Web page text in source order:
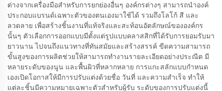
ต่างจากเครื่องมือสำหรับการยกย่องอื่นๆ องค์กรต่างๆ สามารถนำองค์
ประกอบแบรนด์เฉพาะตัวของตนเองมาใช้ได้ รวมถึงโลโก้ สี และ
ลวดลาย เพื่อสร้างชิ้นงานที่แท้จริงและสะท้อนอัตลักษณ์ขององค์กร
นั้นๆ ตัวเลือกการออกแบบมีตั้งแต่รูปแบบคลาสสิกที่ได้รับการยอมรับมา
ยาวนาน ไปจนถึงแนวทางที่ทันสมัยและสร้างสรรค์ ขีดความสามารถ
ขั้นสูงของการผลิตช่วยให้สามารถทำงานรายละเอียดอย่างประณีต มี
หลายระดับของนูน และพื้นผิวที่หลากหลาย การแกะสลักแบบกำหนด
เองเปิดโอกาสให้มีการปรับแต่งด้วยชื่อ วันที่ และความสำเร็จ ทำให้
แต่ละชิ้นมีความหมายเฉพาะตัวสำหรับผู้รับ ระดับของการปรับแต่งนี้